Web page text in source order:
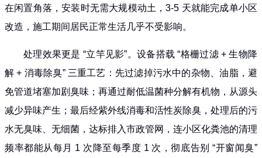
在闲置角落，安装时无需大规模动土，3-5 天就能完成单小区
改造，施工期间居民正常生活几乎不受影响。
处理效果更是 “立竿见影”。设备搭载 “格栅过滤 + 生物降
解 + 消毒除臭” 三重工艺：先过滤掉污水中的杂物、油脂，避
免管道堵塞加剧臭味；再通过耐低温菌种分解有机物，从源头
减少异味产生；最后经紫外线消毒和活性炭除臭，处理后的污
水无臭味、无细菌，达标排入市政管网，连小区化粪池的清理
频率都能从每月 1 次降至每季度 1 次，彻底告别 “开窗闻臭”